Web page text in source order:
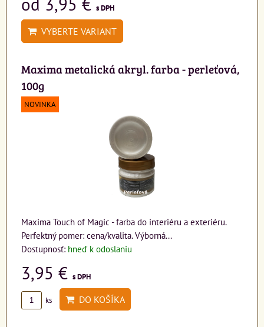
s DPH
VYBERTE VARIANT
Maxima metalická akryl. farba - perleťová,
100g
NOVINKA
Maxima Touch of Magic - farba do interiéru a exteriéru.
Perfektný pomer: cena/kvalita. Výborná...
Dostupnosť: hneď k odoslaniu
3,95 € s DPH
ks DO KOŠÍKA